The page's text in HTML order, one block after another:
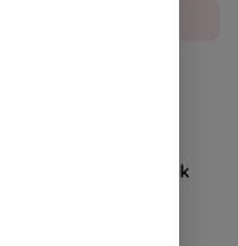
Kehormatan Tapak